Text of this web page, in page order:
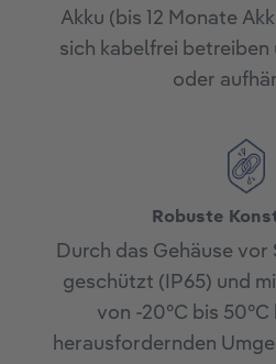
Akku (bis 12 Monate
sich kabelfrei betreiben
oder
Robuste
Durch das Gehäuse vor
geschützt (IP65) und
von -20°C bis
herausfordernden